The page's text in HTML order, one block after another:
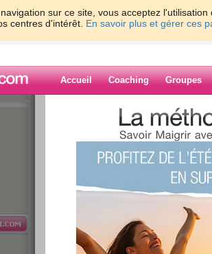
sur ce site, vous acceptez
centres d'intérêt. En savoir plus et gérer ces
Accueil Coaching Groupes
> ValerieLeSport
>
Blog de
trop fière d'elle ...
Provalco@ch...
publié le 27/11/2009 à 13:07